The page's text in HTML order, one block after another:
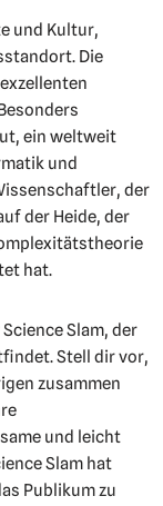
und Kultur,
Die
ein weltweit
und
der
der Heide, der
hat.
Slam, der
Stell dir vor,
zusammen
und leicht
Slam hat
Publikum zu